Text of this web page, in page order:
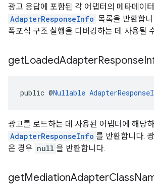
광고 응답에 포함된 각 어댑터의 메타데이
AdapterResponseInfo 목록을 반환합
폭포식 구조 실행을 디버깅하는 데 사용될
getLoadedAdapterResponse
public @Nullable
광고를 로드하는 데 사용된 어댑터에 해당
AdapterResponseInfo 를 반환합니다.
은 경우 null 을 반환합니다.
getMediationAdapterClass